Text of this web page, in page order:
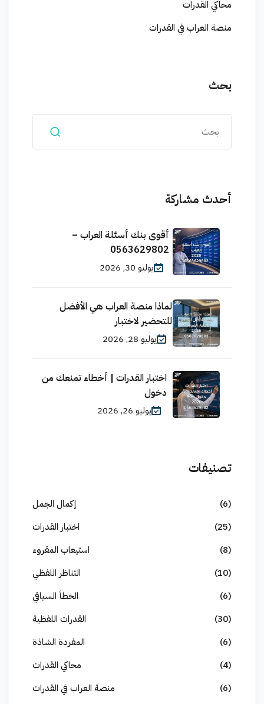
محاكي القدرات
منصة العراب في القدرات
بحث
أحدث مشاركة
أقوى بنك أسئلة العراب –
0563629802
يوليو 30, 2026
لماذا منصة العراب هي الأفضل
للتحضير لاختبار
يوليو 28, 2026
اختبار القدرات | أخطاء تمنعك من
دخول
يوليو 26, 2026
تصنيفات
إكمال الجمل
(6)
اختبار القدرات
(25)
استيعاب المقروء
(8)
التناظر اللفظي
(10)
الخطأ السياقي
(6)
القدرات اللفظية
(30)
المفردة الشاذة
(6)
محاكي القدرات
(4)
منصة العراب في القدرات
(6)